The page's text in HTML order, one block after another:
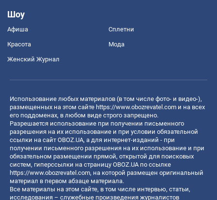
Шоу
Афиша Сплетни
Красота Мода
Женский Журнал
Использование любых материалов (в том числе фото- и видео-),
размещенных на этом сайте https://www.obozrevatel.com и на всех
его поддоменах, в любом виде строго запрещено.
Разрешается использование при получении письменного
разрешения на их использование и при условии обязательной
ссылки на сайт OBOZ.UA, а для интернет-изданий - при
получении письменного разрешения на их использование и при
обязательном размещении прямой, открытой для поисковых
систем, гиперссылки на страницу OBOZ.UA по ссылке
https://www.obozrevatel.com, на которой размещен оригинальный
материал в первом абзаце материала.
Все материалы на этом сайте, в том числе интервью, статьи,
исследования – служебные произведения журналистов